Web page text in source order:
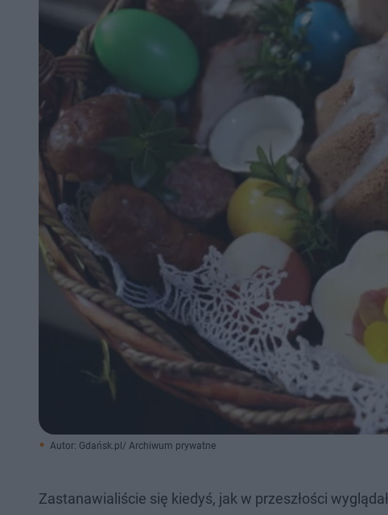
Autor: Gdańsk.pl/ Archiwum prywatne
Zastanawialiście się kiedyś, jak w przeszłości